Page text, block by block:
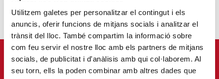
Utilitzem galetes per personalitzar el contingut i els
anuncis, oferir funcions de mitjans socials i analitzar el
trànsit del lloc. També compartim la informació sobre
com feu servir el nostre lloc amb els partners de mitjans
socials, de publicitat i d'anàlisis amb qui col·laborem. Al
seu torn, ells la poden combinar amb altres dades que
APÚNTATE A NUESTRA NEWSLETTER